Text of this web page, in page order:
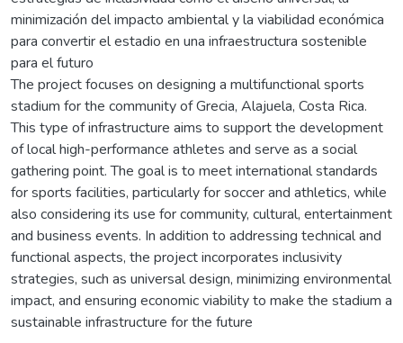
minimización del impacto ambiental y la viabilidad económica
para convertir el estadio en una infraestructura sostenible
para el futuro
The project focuses on designing a multifunctional sports
stadium for the community of Grecia, Alajuela, Costa Rica.
This type of infrastructure aims to support the development
of local high-performance athletes and serve as a social
gathering point. The goal is to meet international standards
for sports facilities, particularly for soccer and athletics, while
also considering its use for community, cultural, entertainment
and business events. In addition to addressing technical and
functional aspects, the project incorporates inclusivity
strategies, such as universal design, minimizing environmental
impact, and ensuring economic viability to make the stadium a
sustainable infrastructure for the future